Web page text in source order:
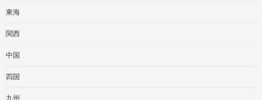
東海
関西
中国
四国